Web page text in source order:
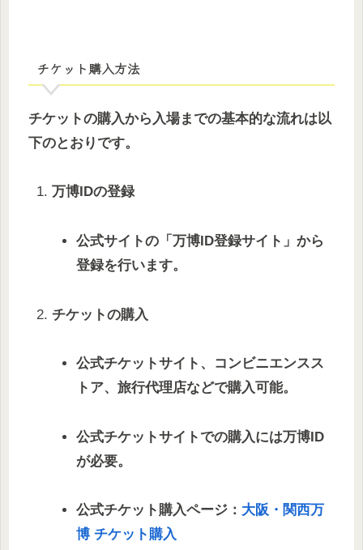
チケット購入方法
チケットの購入から入場までの基本的な流れは以
下のとおりです。
万博IDの登録
公式サイトの「万博ID登録サイト」から
登録を行います。
チケットの購入
公式チケットサイト、コンビニエンスス
トア、旅行代理店などで購入可能。
公式チケットサイトでの購入には万博ID
が必要。
公式チケット購入ページ： 大阪・関西万
博 チケット購入